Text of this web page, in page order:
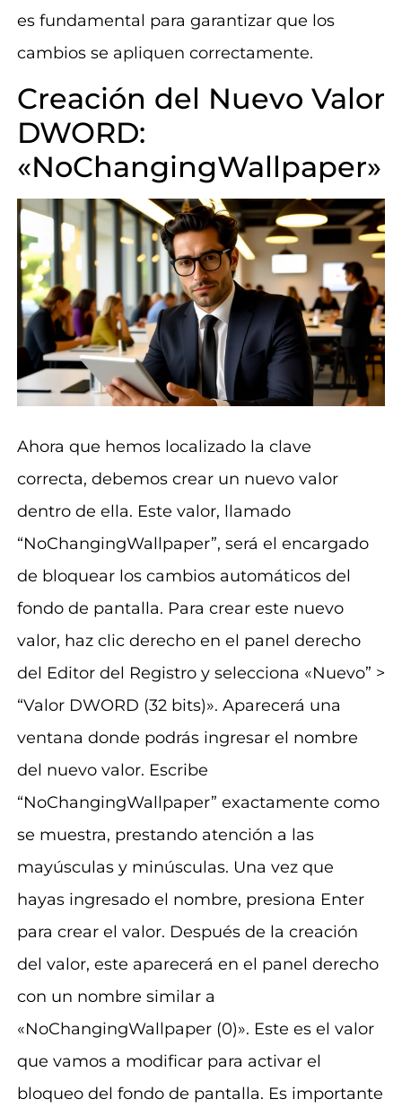
es fundamental para garantizar que los
cambios se apliquen correctamente.
Creación del Nuevo Valor
DWORD:
«NoChangingWallpaper»
Ahora que hemos localizado la clave
correcta, debemos crear un nuevo valor
dentro de ella. Este valor, llamado
“NoChangingWallpaper”, será el encargado
de bloquear los cambios automáticos del
fondo de pantalla. Para crear este nuevo
valor, haz clic derecho en el panel derecho
del Editor del Registro y selecciona «Nuevo” >
“Valor DWORD (32 bits)». Aparecerá una
ventana donde podrás ingresar el nombre
del nuevo valor. Escribe
“NoChangingWallpaper” exactamente como
se muestra, prestando atención a las
mayúsculas y minúsculas. Una vez que
hayas ingresado el nombre, presiona Enter
para crear el valor. Después de la creación
del valor, este aparecerá en el panel derecho
con un nombre similar a
«NoChangingWallpaper (0)». Este es el valor
que vamos a modificar para activar el
bloqueo del fondo de pantalla. Es importante